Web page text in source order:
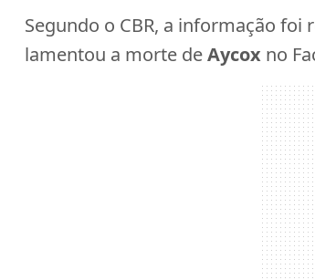
Segundo o CBR, a informação foi
lamentou a morte deAycox no